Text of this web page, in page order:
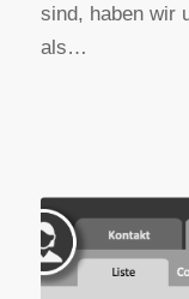
sind, haben wir
als…